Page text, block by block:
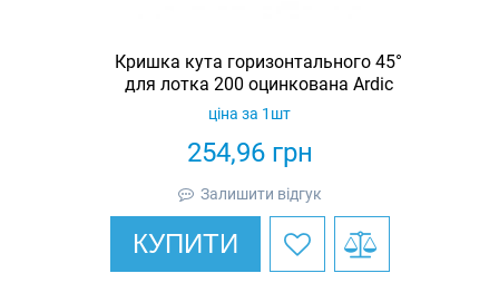
Кришка кута горизонтального 45°
для лотка 200 оцинкована Ardic
254,96грн
ціна за 1шт
Залишити відгук
КУПИТИ